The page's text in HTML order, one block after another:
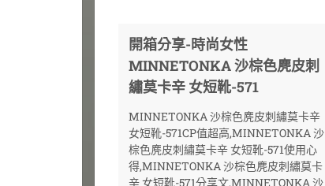
開箱分享-時尚女性
MINNETONKA 沙棕色麂皮刺
繡莫卡辛 女短靴-571
MINNETONKA 沙棕色麂皮刺繡莫卡辛
女短靴-571CP值超高,MINNETONKA 沙
棕色麂皮刺繡莫卡辛 女短靴-571使用心
得,MINNETONKA 沙棕色麂皮刺繡莫卡
辛 女短靴-571分享文,MINNETONKA 沙